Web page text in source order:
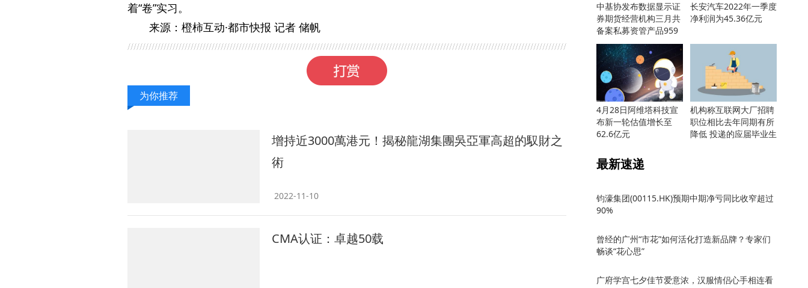
着“卷”实习。
来源：橙柿互动·都市快报 记者 储帆
为你推荐
增持近3000萬港元！揭秘龍湖集團吳亞軍高超的馭財之
術
2022-11-10
CMA认证：卓越50载
中基协发布数据显示证
券期货经营机构三月共
备案私募资管产品959
只
长安汽车2022年一季度
净利润为45.36亿元
4月28日阿维塔科技宣
布新一轮估值增长至
62.6亿元
机构称互联网大厂招聘
职位相比去年同期有所
降低 投递的应届毕业生
最新速递
钧濠集团(00115.HK)预期中期净亏同比收窄超过
90%
曾经的广州“市花”如何活化打造新品牌？专家们
畅谈“花心思”
广府学宫七夕佳节爱意浓，汉服情侣心手相连看